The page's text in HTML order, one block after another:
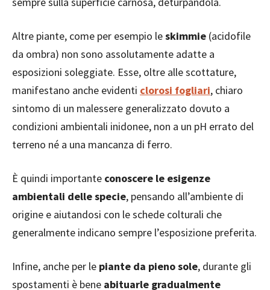
Altre piante, come per esempio leskimmie (acidofile
da ombra) non sono assolutamente adatte a
esposizioni soleggiate. Esse, oltre alle scottature,
manifestano anche evidenti clorosi fogliari, chiaro
sintomo di un malessere generalizzato dovuto a
condizioni ambientali inidonee, non a un pH errato del
terreno né a una mancanza di ferro.
È quindi importante conoscere le esigenze
ambientali delle specie, pensando all’ambiente di
origine e aiutandosi con le schede colturali che
generalmente indicano sempre l’esposizione preferita.
Infine, anche per le piante da pieno sole, durante gli
spostamenti è bene abituarle gradualmente